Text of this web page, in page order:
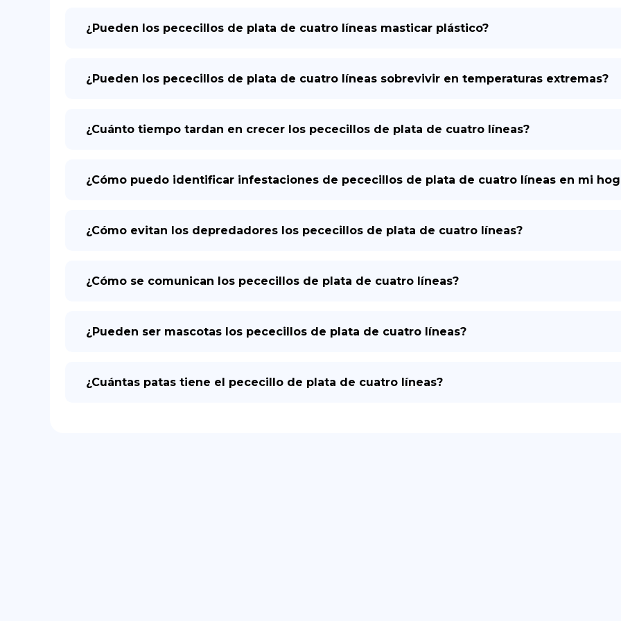
¿Pueden los pececillos de plata de cuatro líneas masticar plástico?
¿Pueden los pececillos de plata de cuatro líneas sobrevivir en temperaturas extremas?
¿Cuánto tiempo tardan en crecer los pececillos de plata de cuatro líneas?
¿Cómo puedo identificar infestaciones de pececillos de plata de cuatro líneas en mi
¿Cómo evitan los depredadores los pececillos de plata de cuatro líneas?
¿Cómo se comunican los pececillos de plata de cuatro líneas?
¿Pueden ser mascotas los pececillos de plata de cuatro líneas?
¿Cuántas patas tiene el pececillo de plata de cuatro líneas?